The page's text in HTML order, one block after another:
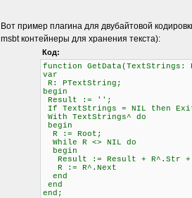
Вот пример плагина для двубайтовой
msbt контейнеры для хранения текста):
Код:
function
var
R: PTextString;
begin
Result := '';
If TextStrings = NIL then
With TextStrings^ do
begin
R := Root;
While R <> NIL do
begin
Result := Result + R^.Str +
R := R^.Next
end
end
end;